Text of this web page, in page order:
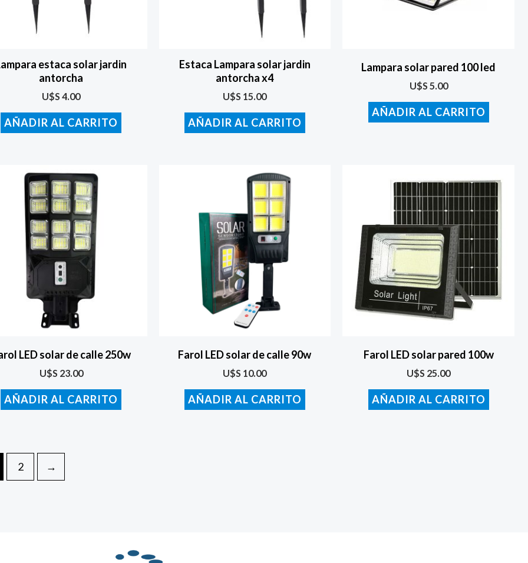
estaca solar jardin
antorcha
U$S 4.00
AÑADIR AL CARRITO
Estaca Lampara solar jardin
antorcha x4
U$S 15.00
AÑADIR AL CARRITO
Lampara solar pared 100 led
U$S 5.00
AÑADIR AL CARRITO
LED solar de calle 250w
U$S 23.00
AÑADIR AL CARRITO
Farol LED solar de calle 90w
U$S 10.00
AÑADIR AL CARRITO
Farol LED solar pared 100w
U$S 25.00
AÑADIR AL CARRITO
2 →